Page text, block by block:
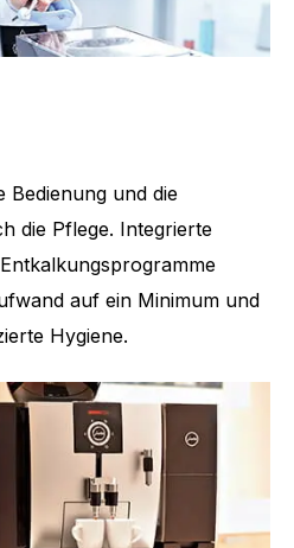
Bedienung und die
die Pflege. Integrierte
auf ein Minimum und
Hygiene.